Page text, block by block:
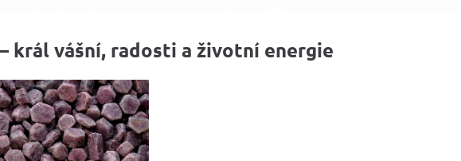
král vášní, radosti a životní energie